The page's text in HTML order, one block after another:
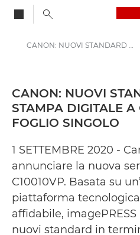
Area stampa
Comunicati stampa - Area Stampa di Canon
CANON: NUOVI STANDARD NELLA STAMPA DIGITALE A COLORI E A FOGLIO SINGOLO - Area Stampa di Canon
CANON: NUOVI
STAMPA DIGITALE
FOGLIO SINGOLO
1 SETTEMBRE 2020 -
annunciare la nuova
C10010VP. Basata su
piattaforma
affidabile, imagePRESS
nuovi standard in